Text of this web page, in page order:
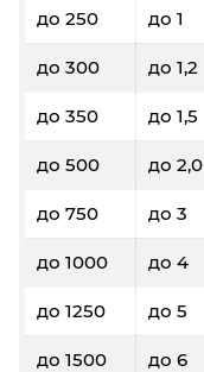
до 250 до 1
до 300 до 1,2
до 350 до 1,5
до 500 до 2,0
до 750 до 3
до 1000 до 4
до 1250 до 5
до 1500 до 6